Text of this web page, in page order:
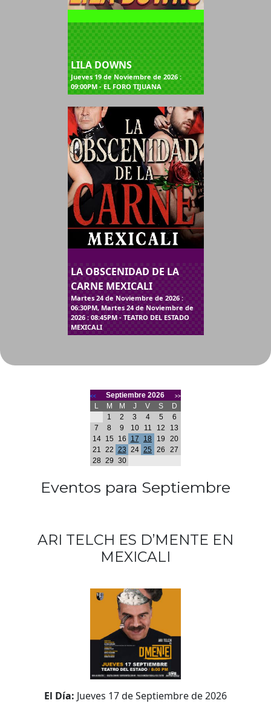
LILA DOWNS
Jueves 19 de Noviembre de 2026 :
09:00PM - EL FORO TIJUANA
LA OBSCENIDAD DE LA
CARNE MEXICALI
Martes 24 de Noviembre de 2026 :
06:30PM, Martes 24 de Noviembre de
2026 : 08:45PM - TEATRO DEL ESTADO
MEXICALI
<< Septiembre 2026 >>
L M M J V S
D
1
2 3 4 5
6
7
8 9 10 11 12
13
14
15 16 17 18 19
20
21 22 23 24 25 26
27
28 29 30
Eventos para Septiembre
ARI TELCH ES D’MENTE EN
MEXICALI
El Día: Jueves 17 de Septiembre de 2026